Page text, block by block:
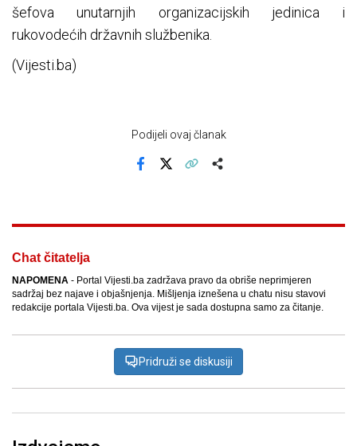
šefova unutarnjih organizacijskih jedinica i
rukovodećih državnih službenika.
(Vijesti.ba)
Podijeli ovaj članak
Chat čitatelja
NAPOMENA - Portal Vijesti.ba zadržava pravo da obriše neprimjeren
sadržaj bez najave i objašnjenja. Mišljenja iznešena u chatu nisu stavovi
redakcije portala Vijesti.ba. Ova vijest je sada dostupna samo za čitanje.
Pridruži se diskusiji